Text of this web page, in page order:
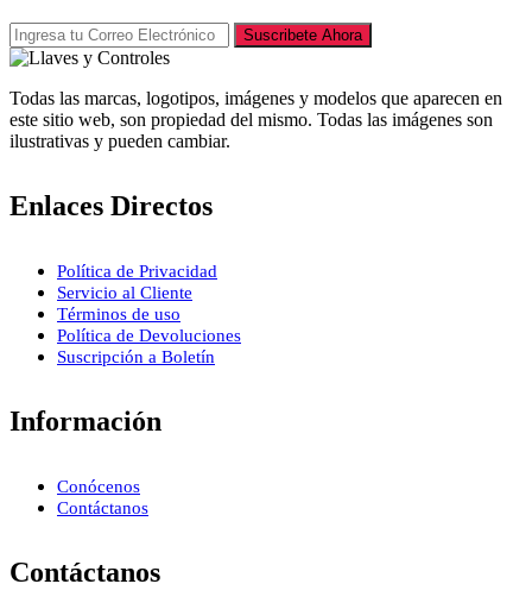
Suscribete Ahora
Todas las marcas, logotipos, imágenes y modelos que aparecen en
este sitio web, son propiedad del mismo. Todas las imágenes son
ilustrativas y pueden cambiar.
Enlaces Directos
Política de Privacidad
Servicio al Cliente
Términos de uso
Política de Devoluciones
Suscripción a Boletín
Información
Conócenos
Contáctanos
Contáctanos